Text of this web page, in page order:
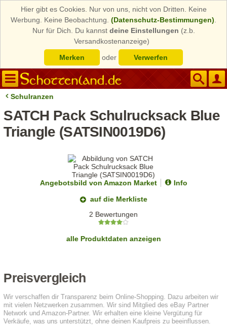
Hier gibt es Cookies. Nur von uns, nicht von Dritten. Keine
Werbung. Keine Beobachtung. (Datenschutz-Bestimmungen)
Nur für Dich. Du kannst deine Einstellungen (z.b.
Versandkostenanzeige)
Merken
oder Verwerfen
Schulranzen
SATCH Pack Schulrucksack Blue
Triangle (SATSIN0019D6)
Angebotsbild von Amazon Market
Info
auf die Merkliste
2 Bewertungen
alle Produktdaten anzeigen
Preisvergleich
Wir verschaffen dir Transparenz beim Online-Shopping. Dazu arbeiten wir
mit vielen Netzwerken zusammen. Wir sind Mitglied des eBay Partner
Network und Amazon-Partner. Wir erhalten eine kleine Vergütung für
Verkäufe, was uns unterstützt, ohne deinen Kaufpreis zu beeinflussen.